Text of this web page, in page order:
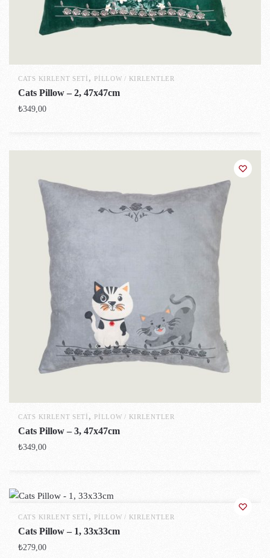
CATS KIRLENT SETI , PILLOW / KIRLENTLER
Cats Pillow – 2, 47x47cm
₺349,00
CATS KIRLENT SETI ,PILLOW / KIRLENTLER
Cats Pillow – 3, 47x47cm
₺349,00
CATS KIRLENT SETI ,PILLOW / KIRLENTLER
Cats Pillow – 1, 33x33cm
₺279,00